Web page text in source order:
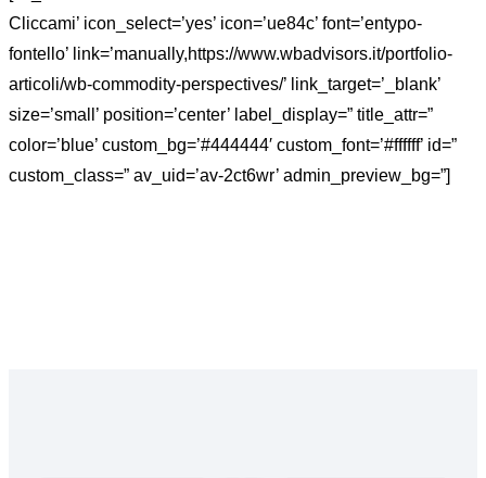
Cliccami’ icon_select=’yes’ icon=’ue84c’ font=’entypo-
fontello’ link=’manually,https://www.wbadvisors.it/portfolio-
articoli/wb-commodity-perspectives/’ link_target=’_blank’
size=’small’ position=’center’ label_display=” title_attr=”
color=’blue’ custom_bg=’#444444′ custom_font=’#ffffff’ id=”
custom_class=” av_uid=’av-2ct6wr’ admin_preview_bg=”]